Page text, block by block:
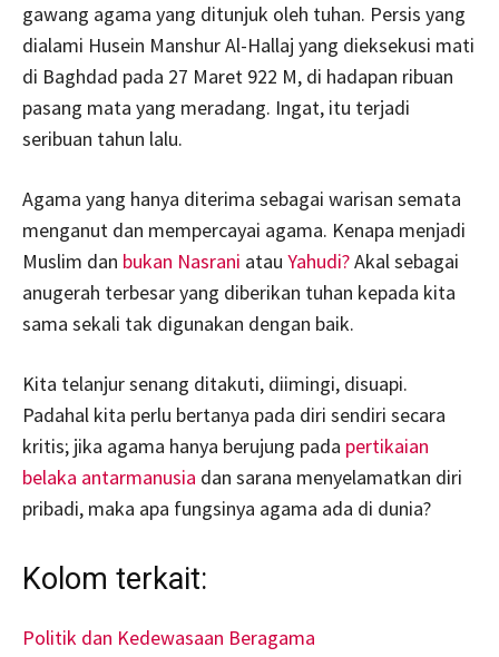
gawang agama yang ditunjuk oleh tuhan. Persis yang
dialami Husein Manshur Al-Hallaj yang dieksekusi mati
di Baghdad pada 27 Maret 922 M, di hadapan ribuan
pasang mata yang meradang. Ingat, itu terjadi
seribuan tahun lalu.
Agama yang hanya diterima sebagai warisan semata
menganut dan mempercayai agama. Kenapa menjadi
Muslim dan bukan Nasrani atau Yahudi?Akal sebagai
anugerah terbesar yang diberikan tuhan kepada kita
sama sekali tak digunakan dengan baik.
Kita telanjur senang ditakuti, diimingi, disuapi.
Padahal kita perlu bertanya pada diri sendiri secara
kritis; jika agama hanya berujung pada pertikaian
belaka antarmanusia dan sarana menyelamatkan diri
pribadi, maka apa fungsinya agama ada di dunia?
Kolom terkait:
Politik dan Kedewasaan Beragama